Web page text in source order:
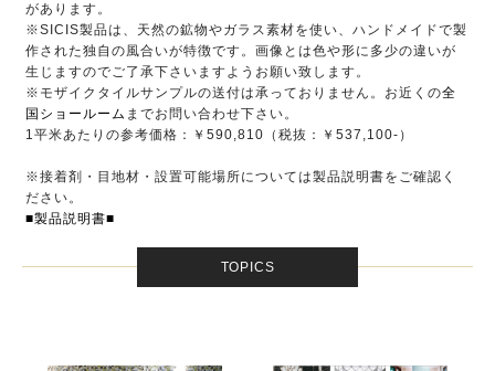
があります。
※SICIS製品は、天然の鉱物やガラス素材を使い、ハンドメイドで製
作された独自の風合いが特徴です。画像とは色や形に多少の違いが
生じますのでご了承下さいますようお願い致します。
※モザイクタイルサンプルの送付は承っておりません。お近くの全
国ショールーム までお問い合わせ下さい。
1平米あたりの参考価格：￥590,810（税抜：￥537,100-）
※接着剤・目地材・設置可能場所については製品説明書をご確認く
ださい。
■製品説明書■
TOPICS